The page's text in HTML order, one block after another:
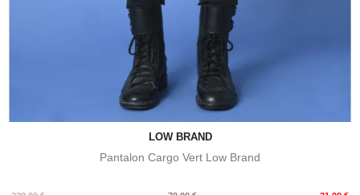
LOW BRAND
Pantalon Cargo Vert Low Brand